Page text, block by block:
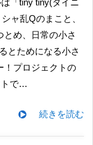
ャ乱Qのまこと、
とめ、日常の小さ
とためになる小さ
！プロジェクトの
トで…
続きを読む